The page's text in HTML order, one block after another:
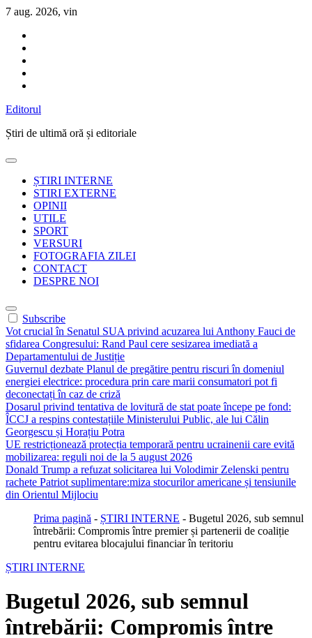
Sari
conținut
7 aug. 2026, vin
Editorul
Știri de ultimă oră și editoriale
ȘTIRI INTERNE
STIRI EXTERNE
OPINII
UTILE
SPORT
VERSURI
FOTOGRAFIA ZILEI
CONTACT
DESPRE NOI
Subscribe
Vot crucial în Senatul SUA privind acuzarea lui Anthony Fauci de
sfidarea Congresului: Rand Paul cere sesizarea imediată a
Departamentului de Justiție
Guvernul dezbate Planul de pregătire pentru riscuri în domeniul
energiei electrice: procedura prin care marii consumatori pot fi
deconectați în caz de criză
Dosarul privind tentativa de lovitură de stat poate începe pe fond:
ÎCCJ a respins contestațiile Ministerului Public, ale lui Călin
Georgescu și Horațiu Potra
UE restricționează protecția temporară pentru ucrainenii care evită
mobilizarea: reguli noi de la 5 august 2026
Donald Trump a refuzat solicitarea lui Volodimir Zelenski pentru
rachete Patriot suplimentare:miza stocurilor americane și tensiunile
din Orientul Mijlociu
Prima pagină - ȘTIRI INTERNE - Bugetul 2026, sub semnul
întrebării: Compromis între premier și partenerii de coaliție
pentru evitarea blocajului financiar în teritoriu
ȘTIRI INTERNE
Bugetul 2026, sub semnul
întrebării: Compromis între